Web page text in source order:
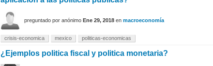
preguntado por anónimo Ene 29, 2018 en macroeconomía
crisis-economica mexico politicas-economicas
¿Ejemplos politica fiscal y politica monetaria?